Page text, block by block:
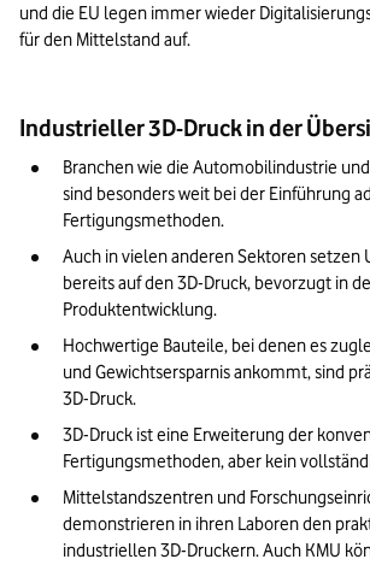
und die EU legen immer wieder
für den Mittelstand auf.
Industrieller 3D-Druck in der
Branchen wie die Automobilindustrie
sind besonders weit bei der Einführung
Fertigungsmethoden.
Auch in vielen anderen Sektoren setzen
bereits auf den 3D-Druck, bevorzugt in
Produktentwicklung.
Hochwertige Bauteile, bei denen es
und Gewichtsersparnis ankommt, sind
3D-Druck.
3D-Druck ist eine Erweiterung der
Fertigungsmethoden, aber kein
Mittelstandszentren und
demonstrieren in ihren Laboren den
industriellen 3D-Druckern. Auch KMU